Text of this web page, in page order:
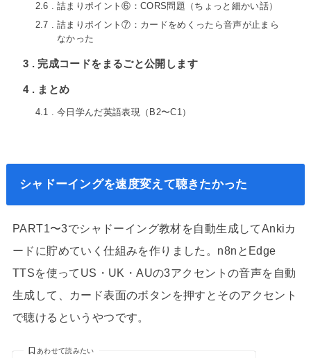
2.6
詰まりポイント⑥：CORS問題（ちょっと細かい話）
2.7
詰まりポイント⑦：カードをめくったら音声が止まら
なかった
3 完成コードをまるごと公開します
4 まとめ
4.1 今日学んだ英語表現（B2〜C1）
シャドーイングを速度変えて聴きたかった
PART1〜3でシャドーイング教材を自動生成してAnkiカ
ードに貯めていく仕組みを作りました。n8nとEdge
TTSを使ってUS・UK・AUの3アクセントの音声を自動
生成して、カード表面のボタンを押すとそのアクセント
で聴けるというやつです。
あわせて読みたい